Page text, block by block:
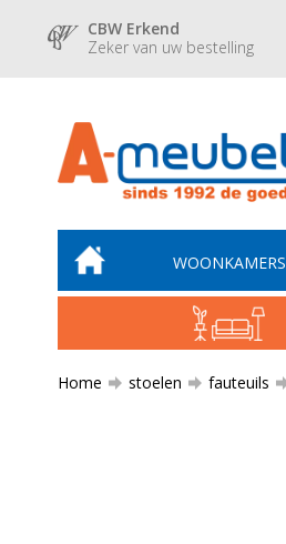
CBW Erkend
Zeker van uw bestelling
WOONKAMERS
Home stoelen fauteuils